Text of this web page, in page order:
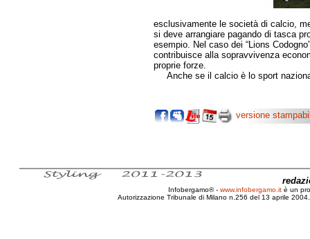
esclusivamente le società di calcio,
si deve arrangiare pagando di tasca
esempio. Nel caso dei “Lions
contribuisce alla sopravvivenza
proprie forze.
Anche se il calcio è lo sport
versione
Infobergamo® - www.infobergamo.it è un
Autorizzazione Tribunale di Milano n.256 del 13 aprile